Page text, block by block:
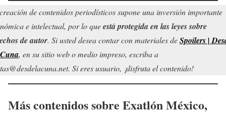
de contenidos periodísticos supone una inversión importante
e intelectual, por lo queestá protegida en las leyes sobre
de autor. Si usted desea contar con materiales deSpoilers |
, en su sitio web o medio impreso, escriba a
Si eres usuario, ¡disfruta el contenido!
Más contenidos sobre Exatlón México,